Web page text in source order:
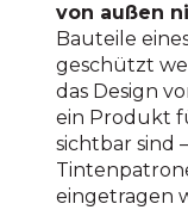
von außen
Bauteile
geschützt
das Design
ein Produkt
sichtbar sind
eingetragen